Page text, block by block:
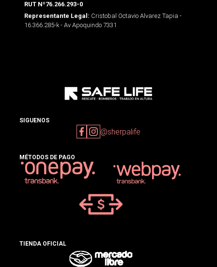
RUT Nº76.266.293-0
Representante Legal: Cristobal Octavio Alvarez Tapia -
16.366.285-k - Av Apoquindo 7331
SIGUENOS
@sherpalife
MÉTODOS DE PAGO
TIENDA OFICIAL